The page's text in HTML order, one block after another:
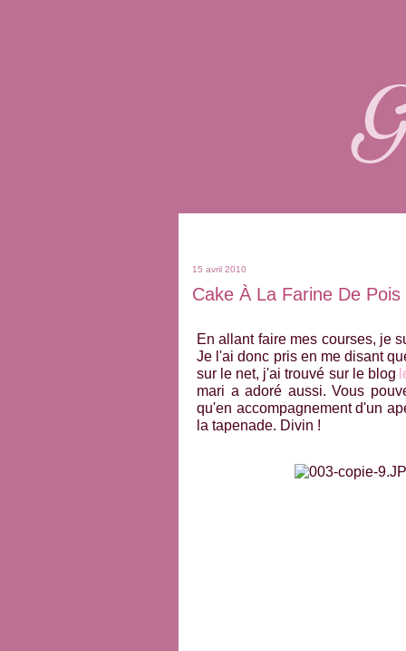
15 avril 2010
Cake À La Farine De
En allant faire mes courses, je
Je l'ai donc pris en me disant
sur le net, j'ai trouvé sur le blog
mari a adoré aussi. Vous
qu'en accompagnement d'un
la tapenade. Divin !